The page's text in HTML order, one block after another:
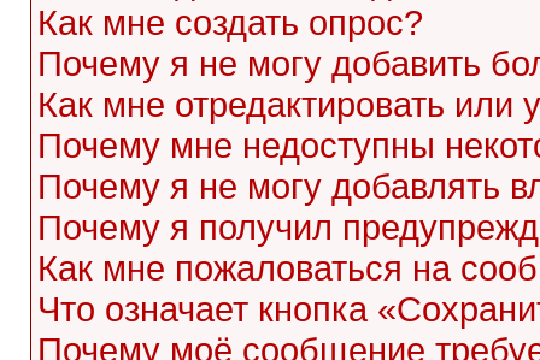
Как мне создать опрос?
Почему я не могу добавить
Как мне отредактировать или
Почему мне недоступны
Почему я не могу добавлять
Почему я получил
Как мне пожаловаться на
Что означает кнопка
Почему моё сообщение